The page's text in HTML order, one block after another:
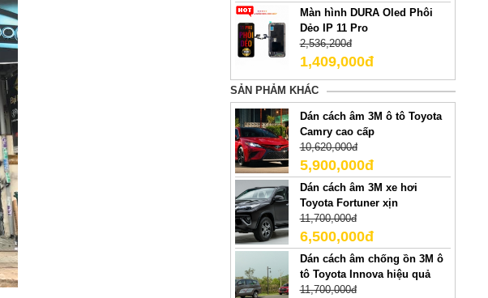
Màn hình DURA Oled Phôi
Dẻo IP 11 Pro
2,536,200đ
1,409,000đ
SẢN PHẢM KHÁC
Dán cách âm 3M ô tô Toyota
Camry cao cấp
10,620,000đ
5,900,000đ
Dán cách âm 3M xe hơi
Toyota Fortuner xịn
11,700,000đ
6,500,000đ
Dán cách âm chống ồn 3M ô
tô Toyota Innova hiệu quả
11,700,000đ